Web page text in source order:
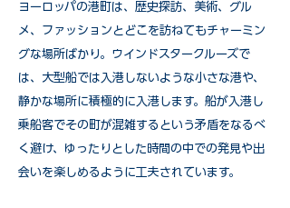
ヨーロッパの港町は、歴史探訪、美術、グル
メ、ファッションとどこを訪ねてもチャーミン
グな場所ばかり。ウインドスタークルーズで
は、大型船では入港しないような小さな港や、
静かな場所に積極的に入港します。船が入港し
乗船客でその町が混雑するという矛盾をなるべ
く避け、ゆったりとした時間の中での発見や出
会いを楽しめるように工夫されています。